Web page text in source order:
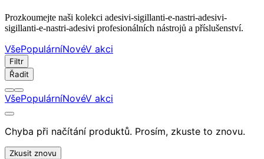
Prozkoumejte naši kolekci adesivi-sigillanti-e-nastri-adesivi-
sigillanti-e-nastri-adesivi profesionálních nástrojů a příslušenství.
VšePopulárníNovéV akci
Filtr
Řadit
VšePopulárníNovéV akci
Chyba při načítání produktů. Prosím, zkuste to znovu.
Zkusit znovu